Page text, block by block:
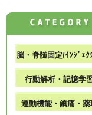
脳・脊髄固定/ｲﾝｼﾞｪｸ
行動解析・記憶学
運動機能・鎮痛・薬